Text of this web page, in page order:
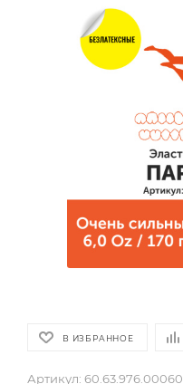
В ИЗБРАННОЕ
Артикул: 60.63.976.00060